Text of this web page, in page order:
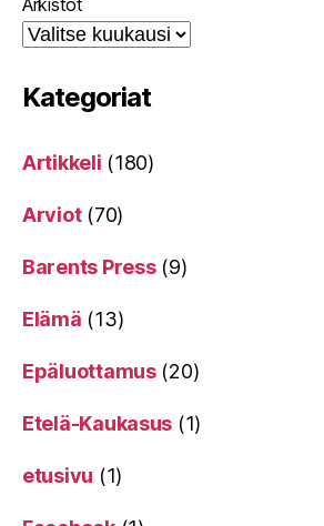
Arkistot
Kategoriat
Artikkeli (180)
Arviot(70)
Barents Press(9)
Elämä (13)
Epäluottamus(20)
Etelä-Kaukasus (1)
etusivu (1)